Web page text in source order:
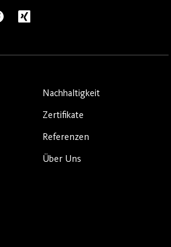
Nachhaltigkeit
Zertifikate
Referenzen
Über Uns